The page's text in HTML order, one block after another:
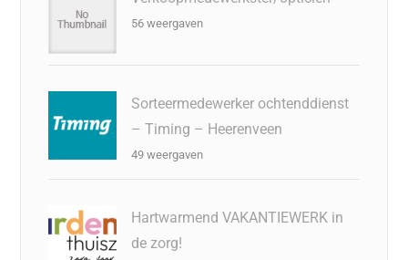
56 weergaven
Sorteermedewerker ochtenddienst
– Timing – Heerenveen
49 weergaven
Hartwarmend VAKANTIEWERK in
de zorg!